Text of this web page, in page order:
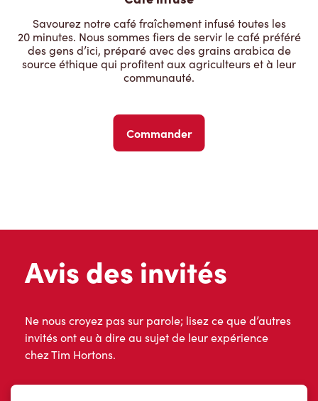
Savourez notre café fraîchement infusé toutes les
20 minutes. Nous sommes fiers de servir le café préféré
des gens d’ici, préparé avec des grains arabica de
source éthique qui profitent aux agriculteurs et à leur
communauté.
Commander
Avis des invités
Ne nous croyez pas sur parole; lisez ce que d’autres
invités ont eu à dire au sujet de leur expérience
chez Tim Hortons.